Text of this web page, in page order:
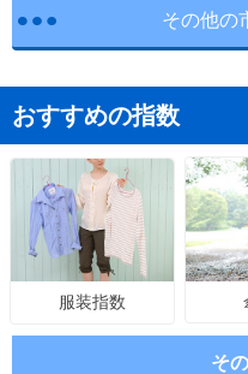
その他の
おすすめの指数
服装指数
そ